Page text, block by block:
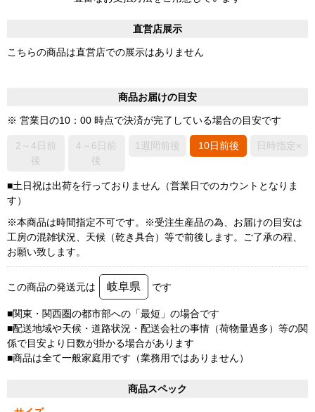
直営店展示
こちらの商品は直営店での展示はありません
商品お届けの目安
※ 営業日の10：00 時点で決済が完了している場合の目安です
2～4日前
後
4～6日前
後
1週間前後 10日前後 日時指定×
■土日祝は出荷を行っておりません（営業日でのカウントとなりま
す）
※本商品は時間指定不可です。※受注生産品の為、お届けの目安は
工房の混雑状況、天候（乾き具合）等で前後します。ご了承の程、
お願い致します。
この商品の発送元は 岐阜県 です
■関東・関西圏の都市部への「最短」の場合です
■配送地域や天候・道路状況・配送会社の事情（荷物量過多）等の関
係で目安より日数が掛かる場合があります
■商品は全て一般家庭用です（業務用ではありません）
商品スペック